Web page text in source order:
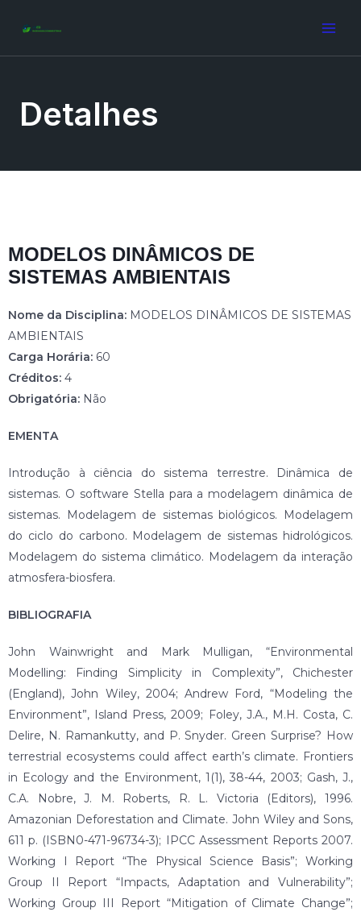
Detalhes
MODELOS DINÂMICOS DE
SISTEMAS AMBIENTAIS
Nome da Disciplina: MODELOS DINÂMICOS DE SISTEMAS
AMBIENTAIS
Carga Horária: 60
Créditos: 4
Obrigatória: Não
EMENTA
Introdução à ciência do sistema terrestre. Dinâmica de
sistemas. O software Stella para a modelagem dinâmica de
sistemas. Modelagem de sistemas biológicos. Modelagem
do ciclo do carbono. Modelagem de sistemas hidrológicos.
Modelagem do sistema climático. Modelagem da interação
atmosfera-biosfera.
BIBLIOGRAFIA
John Wainwright and Mark Mulligan, “Environmental
Modelling: Finding Simplicity in Complexity”, Chichester
(England), John Wiley, 2004; Andrew Ford, “Modeling the
Environment”, Island Press, 2009; Foley, J.A., M.H. Costa, C.
Delire, N. Ramankutty, and P. Snyder. Green Surprise? How
terrestrial ecosystems could affect earth’s climate. Frontiers
in Ecology and the Environment, 1(1), 38-44, 2003; Gash, J.,
C.A. Nobre, J. M. Roberts, R. L. Victoria (Editors), 1996.
Amazonian Deforestation and Climate. John Wiley and Sons,
611 p. (ISBN0-471-96734-3); IPCC Assessment Reports 2007.
Working I Report “The Physical Science Basis”; Working
Group II Report “Impacts, Adaptation and Vulnerability”;
Working Group III Report “Mitigation of Climate Change”;